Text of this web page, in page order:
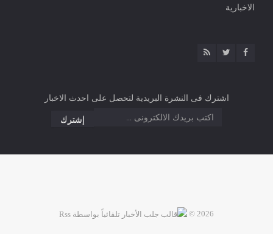
الاخبارية
اشترك فى النشرة البريدية لتحصل على احدث الاخبار
2026 ©